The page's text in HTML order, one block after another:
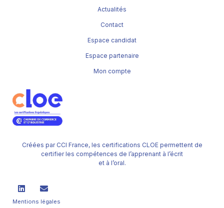
Créées par CCI France, les certifications CLOE permettent de
certifier les compétences de l’apprenant à l’écrit
et à l’oral.
Mentions légales
Actualités
Contact
Espace candidat
Espace partenaire
Mon compte